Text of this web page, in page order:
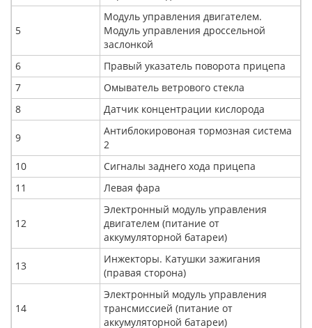
5
Модуль управления двигателем.
Модуль управления дроссельной
заслонкой
6
Правый указатель поворота прицепа
7
Омыватель ветрового стекла
8
Датчик концентрации кислорода
9
Антиблокировоная тормозная система
2
10
Сигналы заднего хода прицепа
11
Левая фара
12
Электронный модуль управления
двигателем (питание от
аккумуляторной батареи)
13
Инжекторы. Катушки зажигания
(правая сторона)
14
Электронный модуль управления
трансмиссией (питание от
аккумуляторной батареи)